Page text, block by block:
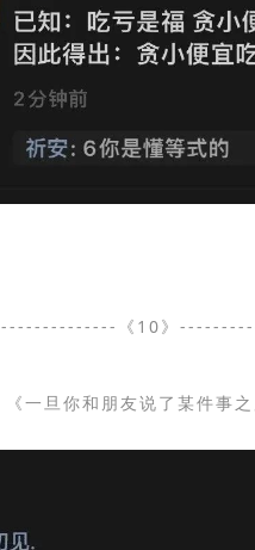
--------------《10》
《一旦你和朋友说了某件事之